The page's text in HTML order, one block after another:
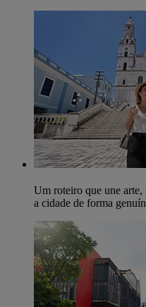
Um roteiro que une arte,
a cidade de forma